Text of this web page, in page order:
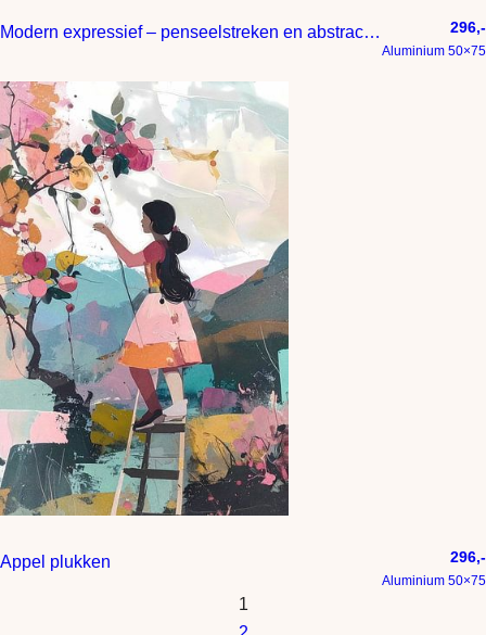
Modern expressief – penseelstreken en abstracte kleurige vlakken 296,-
Aluminium 50×75
Appel plukken 296,-
Aluminium 50×75
1